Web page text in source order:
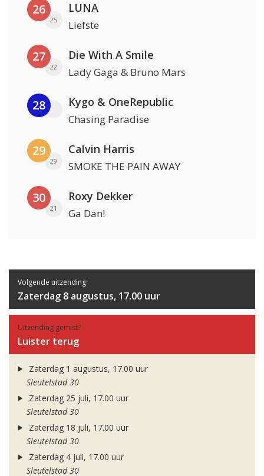
26
25
LUNA
Liefste
27
22
Die With A Smile
Lady Gaga & Bruno Mars
28 Kygo & OneRepublic
Chasing Paradise
29
29
Calvin Harris
SMOKE THE PAIN AWAY
30
21
Roxy Dekker
Ga Dan!
Volgende uitzending:
Zaterdag 8 augustus, 17.00 uur
Uitzending gemist?
Luister terug
Zaterdag 1 augustus, 17.00 uur
Sleutelstad 30
Zaterdag 25 juli, 17.00 uur
Sleutelstad 30
Zaterdag 18 juli, 17.00 uur
Sleutelstad 30
Zaterdag 4 juli, 17.00 uur
Sleutelstad 30